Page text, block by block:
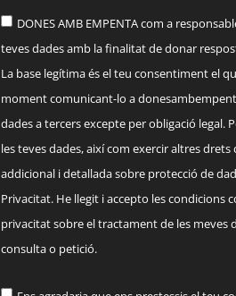
DONES AMB EMPENTA com a
teves dades amb la finalitat de donar
La base legítima és el teu consentiment el
moment comunicant-lo a
dades a tercers excepte per obligació legal.
les teves dades, així com exercir altres
addicional i detallada sobre protecció de
Privacitat. He llegit i accepto les condicions
privacitat sobre el tractament de les meves
consulta o petició.